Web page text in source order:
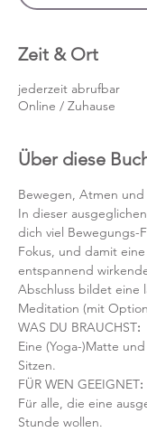
Zeit & Ort
jederzeit abrufbar
Online / Zuhause
Über diese
Bewegen, Atmen
In dieser
dich viel Bewegungs-
Fokus, und damit
entspannend
Abschluss bildet eine
Meditation (mit
WAS DU BRAUCHST:
Eine (Yoga-)Matte
Sitzen.
FÜR WEN GEEIGNET:
Für alle, die eine
Stunde wollen.